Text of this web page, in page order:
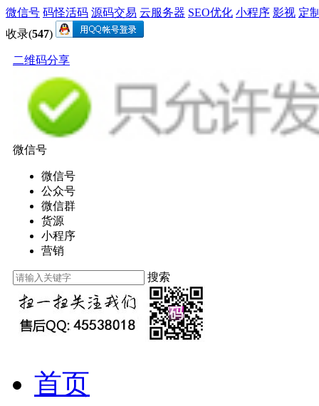
微信号 码怪活码 源码交易 云服务器 SEO优化 小程序 影视 定
收录(547)
二维码分享
微信号
微信号
公众号
微信群
货源
小程序
营销
搜索
首页